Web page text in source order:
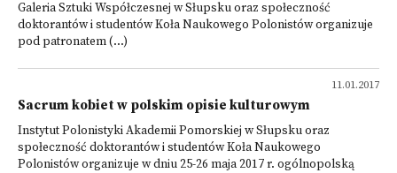
Galeria Sztuki Współczesnej w Słupsku oraz społeczność
doktorantów i studentów Koła Naukowego Polonistów organizuje
pod patronatem (...)
11.01.2017
Sacrum kobiet w polskim opisie kulturowym
Instytut Polonistyki Akademii Pomorskiej w Słupsku oraz
społeczność doktorantów i studentów Koła Naukowego
Polonistów organizuje w dniu 25-26 maja 2017 r. ogólnopolską